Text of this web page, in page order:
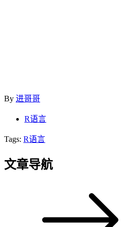
By 进哥哥
R语言
Tags: R语言
文章导航